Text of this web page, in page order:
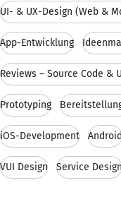
UI- & UX-Design (Web &
App-Entwicklung
Reviews – Source Code &
Prototyping
iOS-Development
VUI Design Service